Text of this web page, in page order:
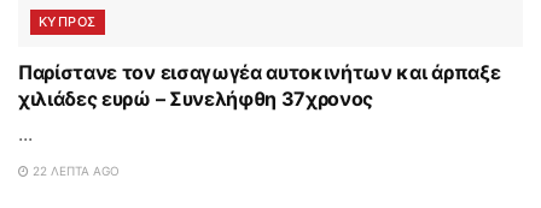
ΚΥΠΡΟΣ
Παρίστανε τον εισαγωγέα αυτοκινήτων και άρπαξε
χιλιάδες ευρώ – Συνελήφθη 37χρονος
...
22 ΛΕΠΤΆ AGO